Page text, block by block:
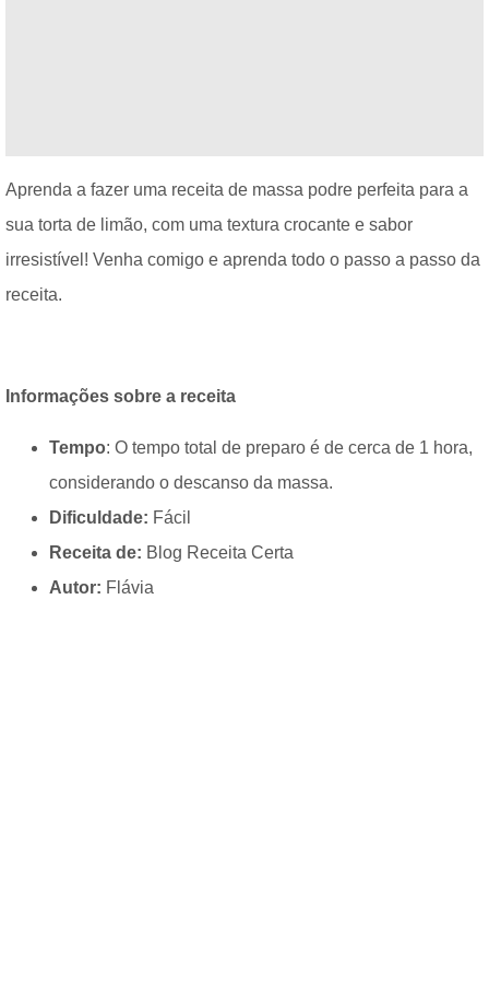
Aprenda a fazer uma receita de massa podre perfeita para a
sua torta de limão, com uma textura crocante e sabor
irresistível! Venha comigo e aprenda todo o passo a passo da
receita.
Informações sobre a receita
Tempo: O tempo total de preparo é de cerca de 1 hora,
considerando o descanso da massa.
Dificuldade: Fácil
Receita de: Blog Receita Certa
Autor: Flávia